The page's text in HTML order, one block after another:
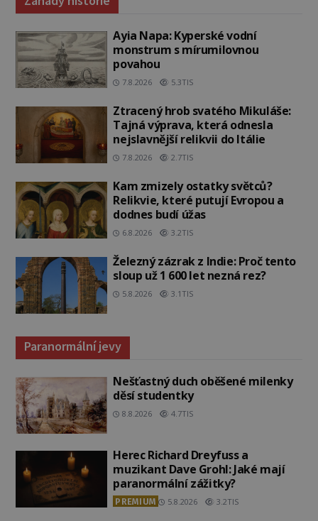
Ayia Napa: Kyperské vodní
monstrum s mírumilovnou
povahou
7.8.2026 5.3TIS
Ztracený hrob svatého Mikuláše:
Tajná výprava, která odnesla
nejslavnější relikvii do Itálie
7.8.2026 2.7TIS
Kam zmizely ostatky světců?
Relikvie, které putují Evropou a
dodnes budí úžas
6.8.2026 3.2TIS
Železný zázrak z Indie: Proč tento
sloup už 1 600 let nezná rez?
5.8.2026 3.1TIS
Paranormální jevy
Nešťastný duch oběšené milenky
děsí studentky
8.8.2026 4.7TIS
Herec Richard Dreyfuss a
muzikant Dave Grohl: Jaké mají
paranormální zážitky?
PREMIUM 5.8.2026 3.2TIS